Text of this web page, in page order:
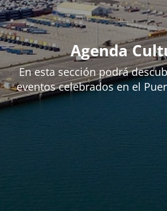
Agenda
En esta sección podrá
eventos celebrados en el